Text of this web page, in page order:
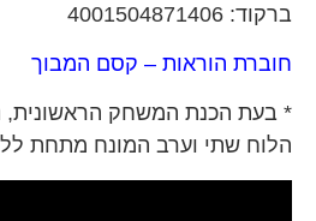
ברקוד: 4001504871406
חוברת הוראות – קסם המבוך
* בעת הכנת המשחק הראשונית,
הלוח שתי וערב המונח מתחת